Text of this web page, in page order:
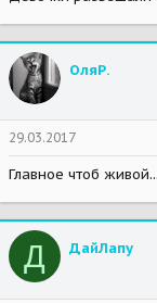
ОляР.
29.03.2017
Главное чтоб
Д ДайЛапу